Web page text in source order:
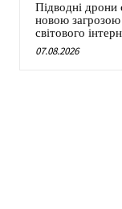
Підводні дрони
новою загрозою
світового
07.08.2026